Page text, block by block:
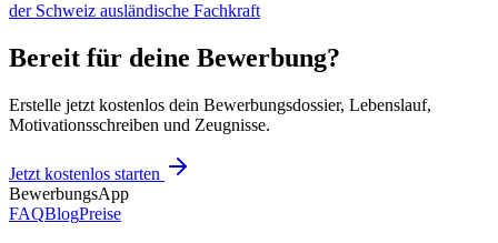
der Schweiz ausländische Fachkraft
Bereit für deine Bewerbung?
Erstelle jetzt kostenlos dein Bewerbungsdossier, Lebenslauf,
Motivationsschreiben und Zeugnisse.
Jetzt kostenlos starten
BewerbungsApp
FAQBlogPreise